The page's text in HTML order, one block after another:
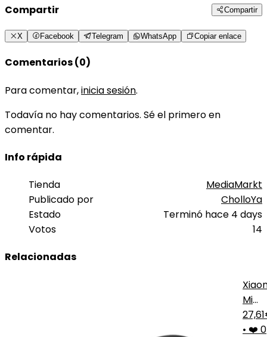
Compartir Compartir
X Facebook Telegram WhatsApp Copiar enlace
Comentarios (0)
Para comentar,inicia sesión.
Todavía no hay comentarios. Sé el primero en
comentar.
Info rápida
Tienda
MediaMarkt
Publicado por
CholloYa
Estado
Terminó hace 4 days
Votos
14
Relacionadas
Mi
Band
• ❤️ 0